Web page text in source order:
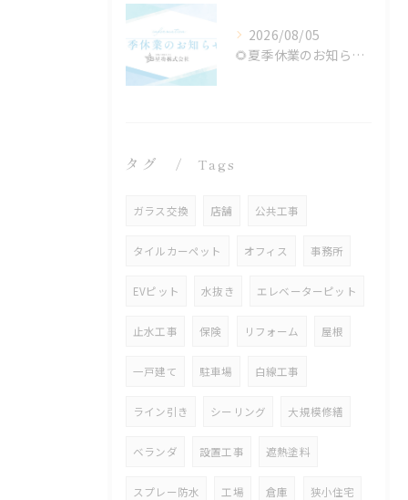
2026/08/05
🌻夏季休業のお知らせ🌻
タグ Tags
ガラス交換 店舗 公共工事
タイルカーペット オフィス 事務所
EVピット 水抜き エレベーターピット
止水工事 保険 リフォーム 屋根
一戸建て 駐車場 白線工事
ライン引き シーリング 大規模修繕
ベランダ 設置工事 遮熱塗料
スプレー防水 工場 倉庫 狭小住宅